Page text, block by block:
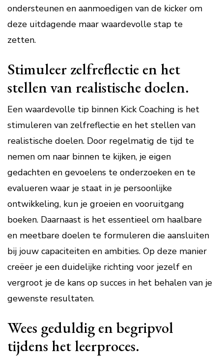
ondersteunen en aanmoedigen van de kicker om
deze uitdagende maar waardevolle stap te
zetten.
Stimuleer zelfreflectie en het
stellen van realistische doelen.
Een waardevolle tip binnen Kick Coaching is het
stimuleren van zelfreflectie en het stellen van
realistische doelen. Door regelmatig de tijd te
nemen om naar binnen te kijken, je eigen
gedachten en gevoelens te onderzoeken en te
evalueren waar je staat in je persoonlijke
ontwikkeling, kun je groeien en vooruitgang
boeken. Daarnaast is het essentieel om haalbare
en meetbare doelen te formuleren die aansluiten
bij jouw capaciteiten en ambities. Op deze manier
creëer je een duidelijke richting voor jezelf en
vergroot je de kans op succes in het behalen van je
gewenste resultaten.
Wees geduldig en begripvol
tijdens het leerproces.